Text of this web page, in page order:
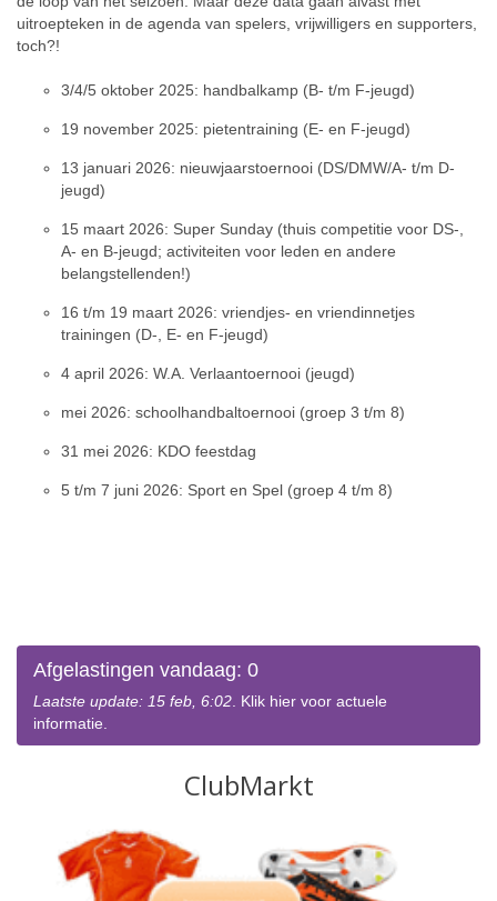
uitroepteken in de agenda van spelers, vrijwilligers en supporters,
toch?!
3/4/5 oktober 2025: handbalkamp (B- t/m F-jeugd)
19 november 2025: pietentraining (E- en F-jeugd)
13 januari 2026: nieuwjaarstoernooi (DS/DMW/A- t/m D-
jeugd)
15 maart 2026: Super Sunday (thuis competitie voor DS-,
A- en B-jeugd; activiteiten voor leden en andere
belangstellenden!)
16 t/m 19 maart 2026: vriendjes- en vriendinnetjes
trainingen (D-, E- en F-jeugd)
4 april 2026: W.A. Verlaantoernooi (jeugd)
mei 2026: schoolhandbaltoernooi (groep 3 t/m 8)
31 mei 2026: KDO feestdag
5 t/m 7 juni 2026: Sport en Spel (groep 4 t/m 8)
Afgelastingen vandaag: 0
Laatste update: 15 feb, 6:02. Klik hier voor actuele
informatie.